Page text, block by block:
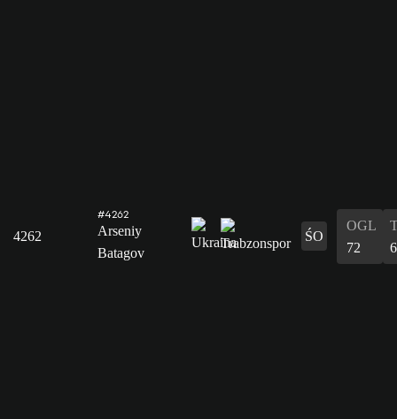
4262
#4262
Arseniy
Batagov
ŚO
OGL
72